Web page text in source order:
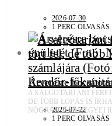
2026-07-30
1 PERC OLVASÁS
Árverésre
2026-07-22
1 PERC OLVASÁS
A SALGÓTARJÁNI
DE TÖBB LOPÁS IS
NÓGRÁD VÁRMEGYEI